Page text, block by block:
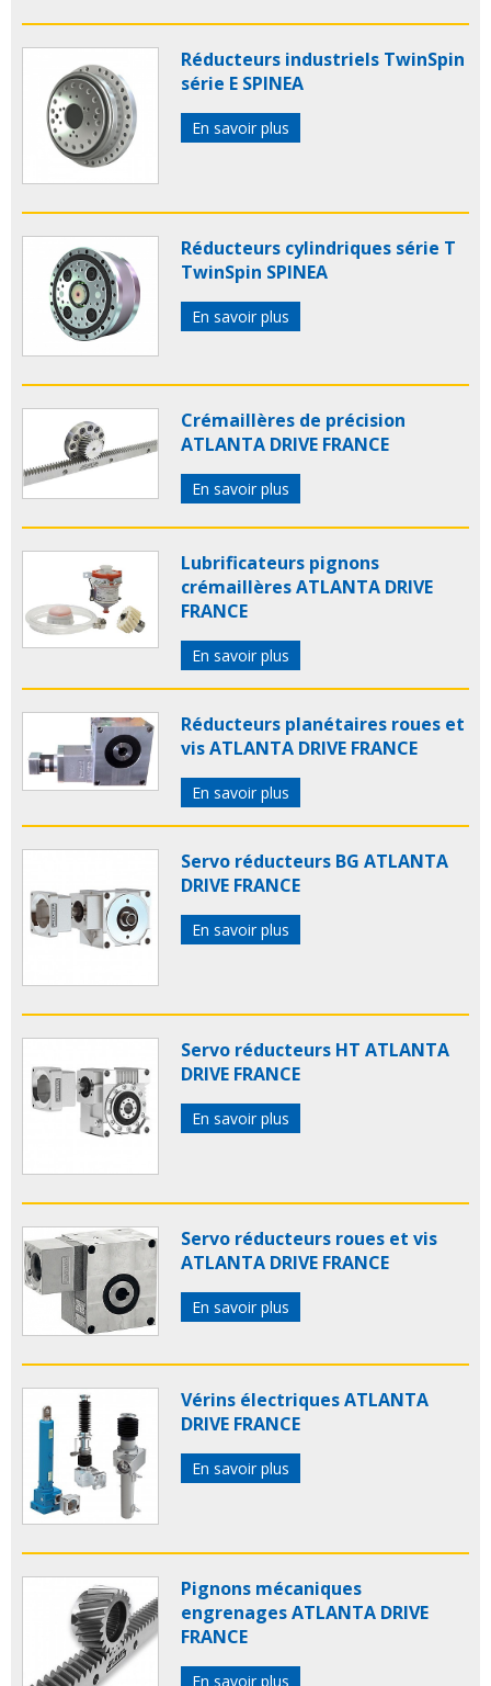
Réducteurs industriels TwinSpin
série E SPINEA
En savoir plus
Réducteurs cylindriques série T
TwinSpin SPINEA
En savoir plus
Crémaillères de précision
ATLANTA DRIVE FRANCE
En savoir plus
Lubrificateurs pignons
crémaillères ATLANTA DRIVE
FRANCE
En savoir plus
Réducteurs planétaires roues et
vis ATLANTA DRIVE FRANCE
En savoir plus
Servo réducteurs BG ATLANTA
DRIVE FRANCE
En savoir plus
Servo réducteurs HT ATLANTA
DRIVE FRANCE
En savoir plus
Servo réducteurs roues et vis
ATLANTA DRIVE FRANCE
En savoir plus
Vérins électriques ATLANTA
DRIVE FRANCE
En savoir plus
Pignons mécaniques
engrenages ATLANTA DRIVE
FRANCE
En savoir plus